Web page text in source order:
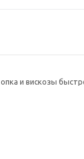
и вискозы